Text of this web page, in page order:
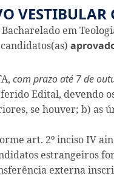
em
com prazo até 7 de
Edital, devendo
se houver; b) as
art. 2º inciso IV
estrangeiros
externa